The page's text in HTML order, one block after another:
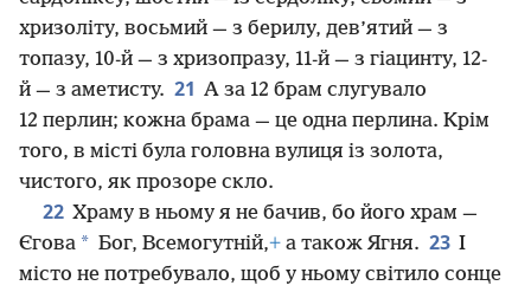
хризоліту, восьмий — з берилу, дев’ятий — з
топазу, 10-й — з хризопразу, 11-й — з гіацинту, 12-
й — з аметисту. 21 А за 12 брам слугувало
12 перлин; кожна брама — це одна перлина. Крім
того, в місті була головна вулиця із золота,
чистого, як прозоре скло.
22 Храму в ньому я не бачив, бо його храм —
Єгова * Бог, Всемогутній,+ а також Ягня. 23 І
місто не потребувало, щоб у ньому світило сонце